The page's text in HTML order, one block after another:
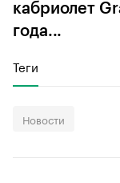
кабриолет
года...
Теги
Новости